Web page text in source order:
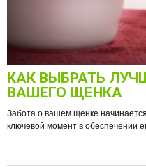
КАК ВЫБРАТЬ
ВАШЕГО ЩЕНКА
Забота о вашем щенке
ключевой момент в обеспечении